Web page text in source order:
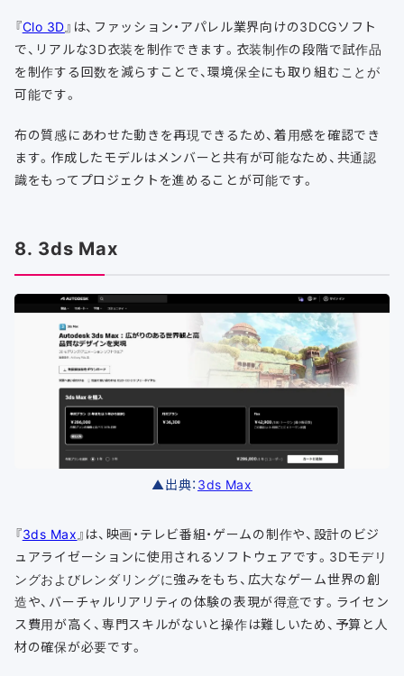
『Clo 3D 』は、ファッション・アパレル業界向けの3DCGソフト
で、リアルな3D衣装を制作できます。衣装制作の段階で試作品
を制作する回数を減らすことで、環境保全にも取り組むことが
可能です。
布の質感にあわせた動きを再現できるため、着用感を確認でき
ます。作成したモデルはメンバーと共有が可能なため、共通認
識をもってプロジェクトを進めることが可能です。
8. 3ds Max
▲出典： 3ds Max
『3ds Max 』は、映画・テレビ番組・ゲームの制作や、設計のビジ
ュアライゼーションに使用されるソフトウェアです。3Dモデリ
ングおよびレンダリングに強みをもち、広大なゲーム世界の創
造や、バーチャルリアリティの体験の表現が得意です。ライセン
ス費用が高く、専門スキルがないと操作は難しいため、予算と人
材の確保が必要です。